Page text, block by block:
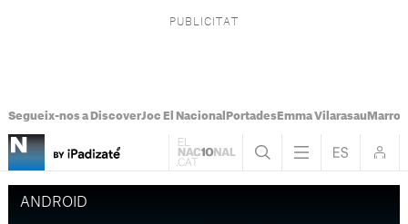
Segueix-nos a DiscoverJoc El Nacional PortadesEmma Vilarasau
ANDROID